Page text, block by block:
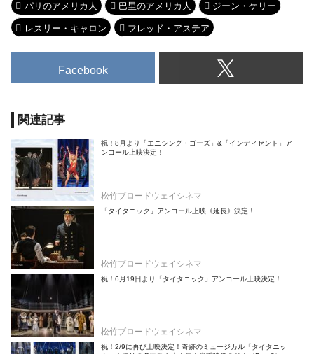
パリのアメリカ人 巴里のアメリカ人 ジーン・ケリー
レスリー・キャロン フレッド・アステア
Facebook
関連記事
祝！8月より「エニシング・ゴーズ」&「インディセント」ア
ンコール上映決定！
松竹ブロードウェイシネマ
「タイタニック」アンコール上映《延長》決定！
松竹ブロードウェイシネマ
祝！6月19日より「タイタニック」アンコール上映決定！
松竹ブロードウェイシネマ
祝！2/9に再び上映決定！奇跡のミュージカル「タイタニッ